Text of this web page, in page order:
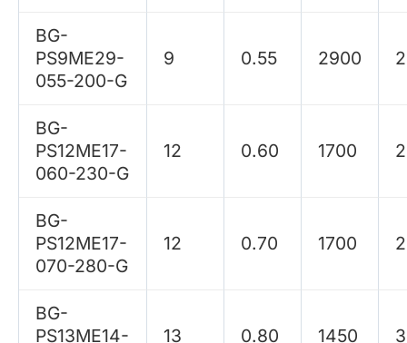
BG-
PS9ME29-
055-200-G
9 0.55 2900
BG-
PS12ME17-
060-230-G
12 0.60 1700
BG-
PS12ME17-
070-280-G
12 0.70 1700
BG-
PS13ME14-
13 0.80 1450